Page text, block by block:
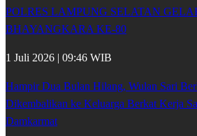
POLRES LAMPUNG SELATAN
BHAYANGKARA KE-80
1 Juli 2026 | 09:46 WIB
Hampir Dua Bulan Hilang, Wulan Sari
Dikembalikan ke Keluarga Berkat Kerja
Damkarmat